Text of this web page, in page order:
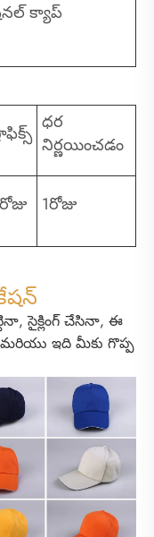
క్యాప్
ధర
నిర్ణయించడం
1రోజు
సైక్లింగ్ చేసినా, ఈ
ఇది మీకు గొప్ప